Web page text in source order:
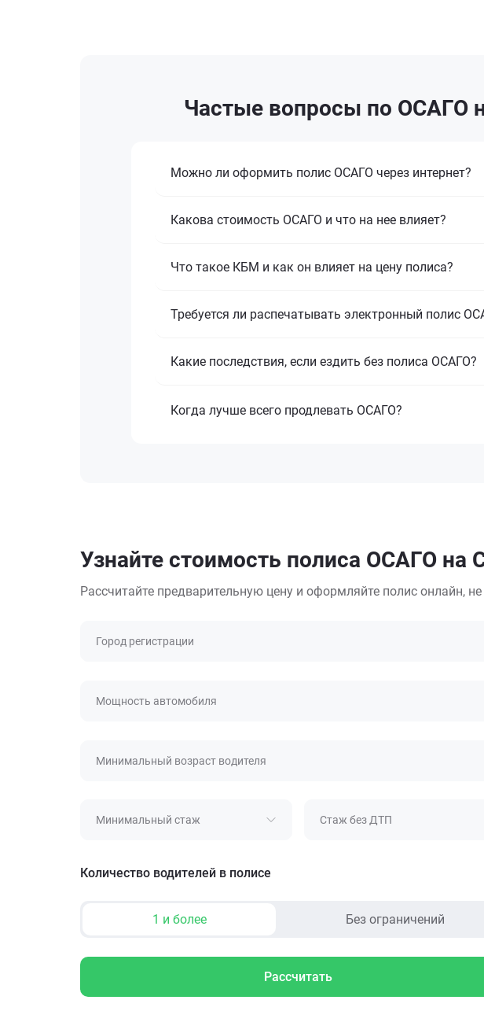
Частые вопросы по ОСАГО
Можно ли оформить полис ОСАГО через интернет?
Какова стоимость ОСАГО и что на нее влияет?
Что такое КБМ и как он влияет на цену полиса?
Требуется ли распечатывать электронный полис
Какие последствия, если ездить без полиса ОСАГО?
Когда лучше всего продлевать ОСАГО?
Узнайте стоимость полиса ОСАГО на
Рассчитайте предварительную цену и оформляйте полис онлайн,
Город регистрации
Мощность автомобиля
Минимальный возраст водителя
Минимальный стаж Стаж без ДТП
Количество водителей в полисе
1 и более Без ограничений
Рассчитать